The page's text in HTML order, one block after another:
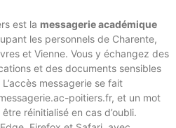
est la messagerie académique
les personnels de Charente,
et Vienne. Vous y échangez des
et des documents sensibles
messagerie se fait
poitiers.fr, et un mot
réinitialisé en cas d’oubli.